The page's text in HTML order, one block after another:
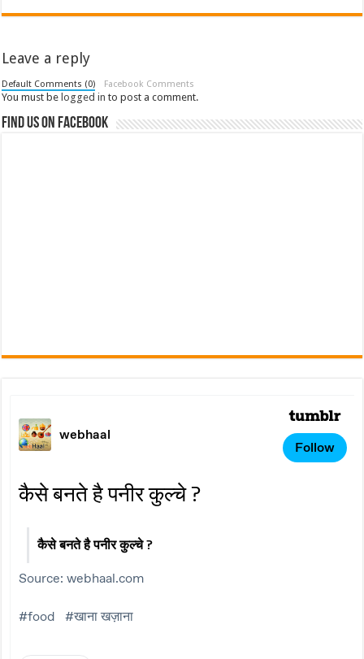
Leave a reply
Default Comments (0) Facebook Comments
You must be logged in to post a comment.
Find us on Facebook